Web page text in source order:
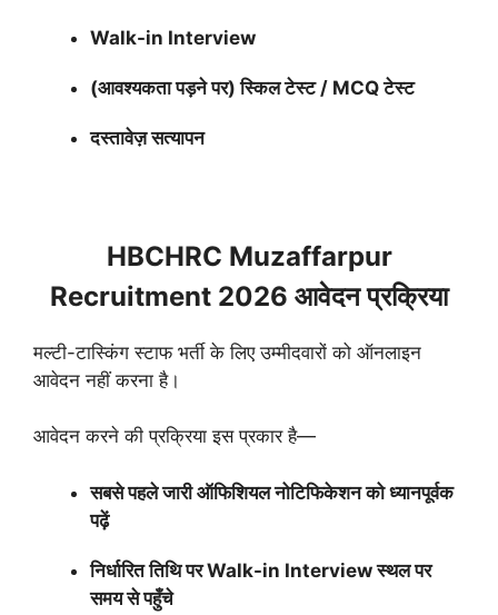
Walk-in Interview
(आवश्यकता पड़ने पर) स्किल टेस्ट / MCQ टेस्ट
दस्तावेज़ सत्यापन
HBCHRC Muzaffarpur
Recruitment 2026 आवेदन प्रक्रिया
मल्टी-टास्किंग स्टाफ भर्ती के लिए उम्मीदवारों को ऑनलाइन
आवेदन नहीं करना है।
आवेदन करने की प्रक्रिया इस प्रकार है—
सबसे पहले जारी ऑफिशियल नोटिफिकेशन को ध्यानपूर्वक
पढ़ें
निर्धारित तिथि पर Walk-in Interview स्थल पर
समय से पहुँचे